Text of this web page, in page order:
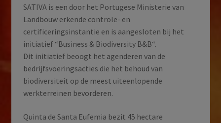
SATIVA is een door het Portugese Ministerie van
Landbouw erkende controle- en
certificeringsinstantie en is aangesloten bij het
initiatief “Business & Biodiversity B&B“.
Dit initiatief beoogt het agenderen van de
bedrijfsvoeringsacties die het behoud van
biodiversiteit op de meest uiteenlopende
werkterreinen bevorderen.
Quinta de Santa Eufemia bezit 45 hectare